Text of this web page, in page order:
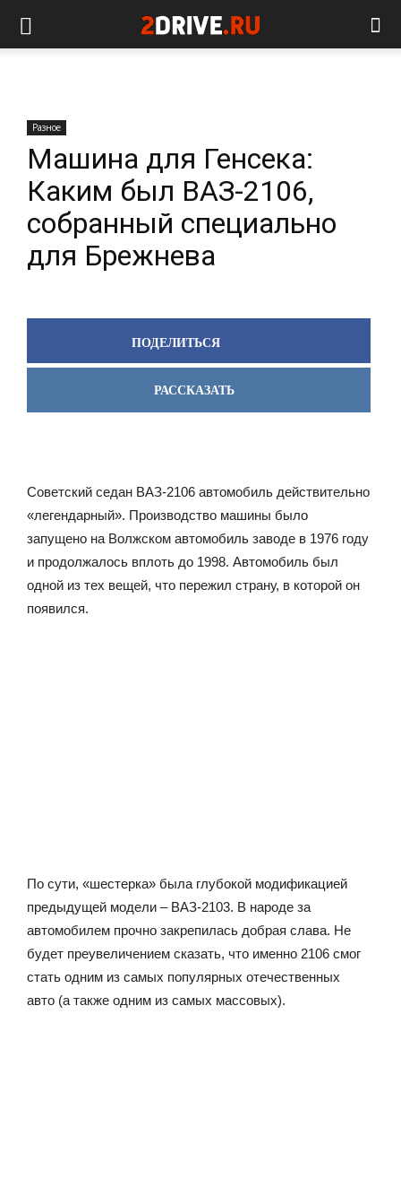
Разное
Машина для Генсека:
Каким был ВАЗ-2106,
собранный специально
для Брежнева
ПОДЕЛИТЬСЯ
РАССКАЗАТЬ
Советский седан ВАЗ-2106 автомобиль действительно
«легендарный». Производство машины было
запущено на Волжском автомобиль заводе в 1976 году
и продолжалось вплоть до 1998. Автомобиль был
одной из тех вещей, что пережил страну, в которой он
появился.
По сути, «шестерка» была глубокой модификацией
предыдущей модели – ВАЗ-2103. В народе за
автомобилем прочно закрепилась добрая слава. Не
будет преувеличением сказать, что именно 2106 смог
стать одним из самых популярных отечественных
авто (а также одним из самых массовых).